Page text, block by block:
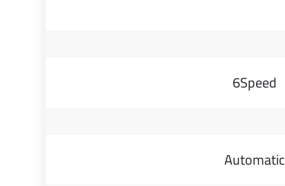
6Speed
Automatic